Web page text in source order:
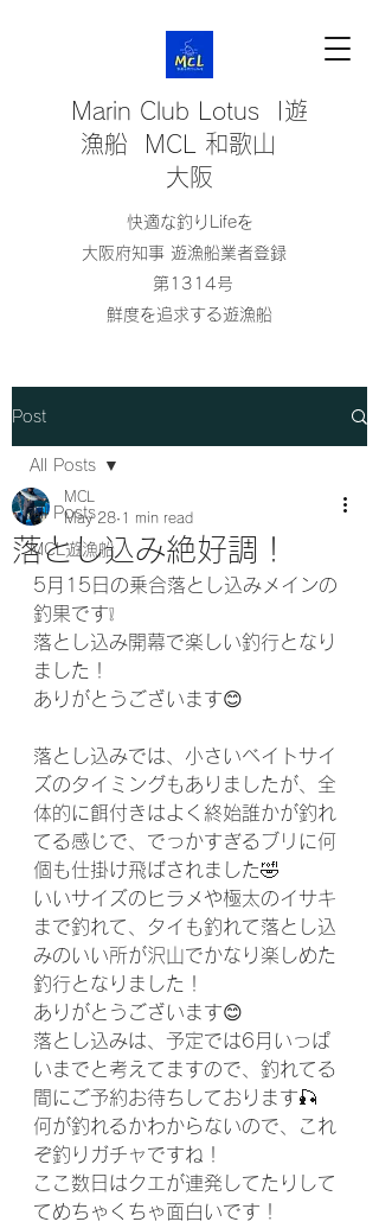
Marin Club Lotus |遊
漁船 MCL 和歌山
大阪
快適な釣りLifeを
大阪府知事 遊漁船業者登録
第1314号
鮮度を追求する遊漁船
Post
All Posts
MCL遊漁船
All Posts
落とし込み絶好調！
MCL
May 28 1 min read
5月15日の乗合落とし込みメインの
釣果です❕
落とし込み開幕で楽しい釣行となり
ました！
ありがとうございます😊
落とし込みでは、小さいベイトサイ
ズのタイミングもありましたが、全
体的に餌付きはよく終始誰かが釣れ
てる感じで、でっかすぎるブリに何
個も仕掛け飛ばされました🤣
いいサイズのヒラメや極太のイサキ
まで釣れて、タイも釣れて落とし込
みのいい所が沢山でかなり楽しめた
釣行となりました！
ありがとうございます😊
落とし込みは、予定では6月いっぱ
いまでと考えてますので、釣れてる
間にご予約お待ちしております🎣
何が釣れるかわからないので、これ
ぞ釣りガチャですね！
ここ数日はクエが連発してたりして
てめちゃくちゃ面白いです！